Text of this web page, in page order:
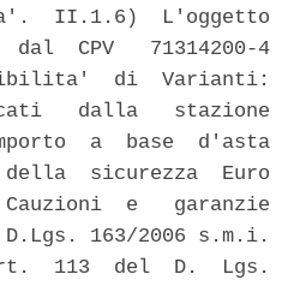
II.1.6)  L'oggetto
CPV   71314200-4
di  Varianti:
dalla   stazione
a  base  d'asta
sicurezza  Euro
e   garanzie
163/2006 s.m.i.
113  del  D.  Lgs.